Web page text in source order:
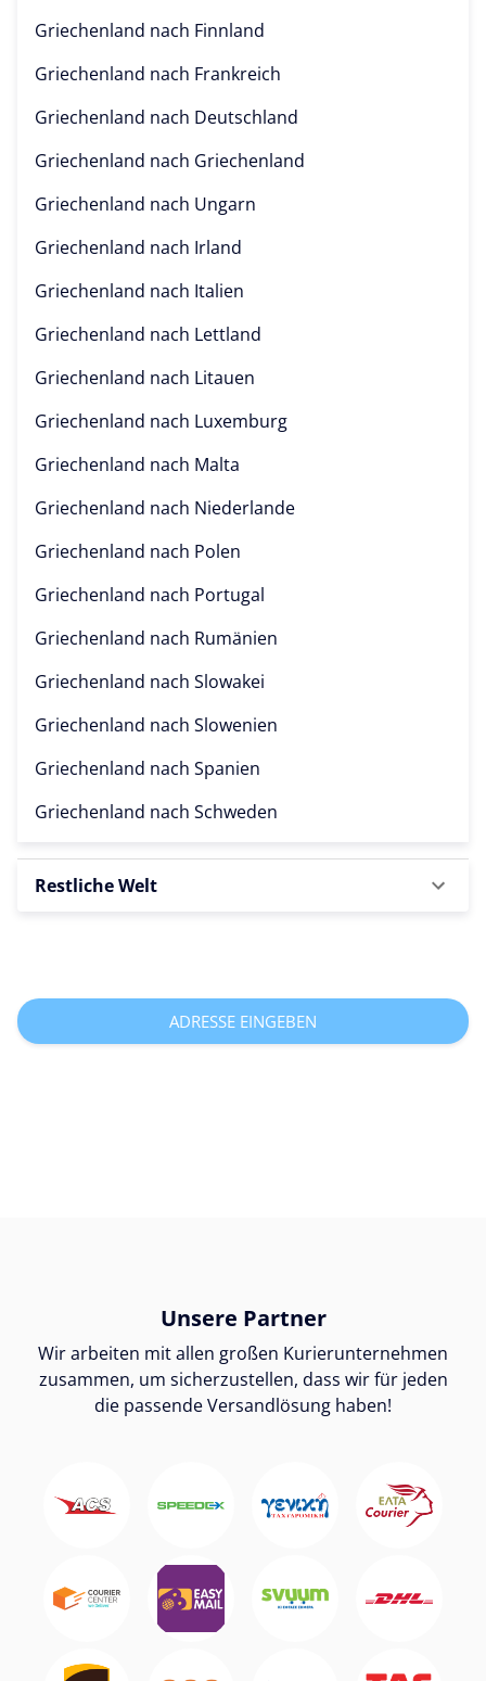
Griechenland nach Finnland
Griechenland nach Frankreich
Griechenland nach Deutschland
Griechenland nach Griechenland
Griechenland nach Ungarn
Griechenland nach Irland
Griechenland nach Italien
Griechenland nach Lettland
Griechenland nach Litauen
Griechenland nach Luxemburg
Griechenland nach Malta
Griechenland nach Niederlande
Griechenland nach Polen
Griechenland nach Portugal
Griechenland nach Rumänien
Griechenland nach Slowakei
Griechenland nach Slowenien
Griechenland nach Spanien
Griechenland nach Schweden
Restliche Welt
ADRESSE EINGEBEN
Unsere Partner
Wir arbeiten mit allen großen Kurierunternehmen
zusammen, um sicherzustellen, dass wir für jeden
die passende Versandlösung haben!